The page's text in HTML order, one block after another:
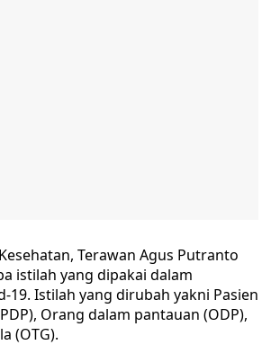
Terawan Agus Putranto
istilah yang dipakai dalam
19. Istilah yang dirubah yakni Pasien
Orang dalam pantauan (ODP),
(OTG).